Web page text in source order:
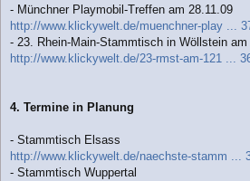
- Münchner Playmobil-Treffen am 28.11.09
http://www.klickywelt.de/muenchner-play ...
- 23. Rhein-Main-Stammtisch in Wöllstein am
http://www.klickywelt.de/23-rmst-am-121 ...
4. Termine in Planung
- Stammtisch Elsass
http://www.klickywelt.de/naechste-stamm ...
- Stammtisch Wuppertal